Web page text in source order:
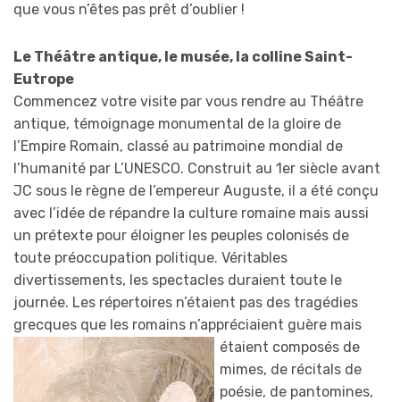
que vous n’êtes pas prêt d’oublier !
Le Théâtre antique, le musée, la colline Saint-
Eutrope
Commencez votre visite par vous rendre au Théâtre
antique, témoignage monumental de la gloire de
l’Empire Romain, classé au patrimoine mondial de
l’humanité par L’UNESCO. Construit au 1er siècle avant
JC sous le règne de l’empereur Auguste, il a été conçu
avec l’idée de répandre la culture romaine mais aussi
un prétexte pour éloigner les peuples colonisés de
toute préoccupation politique. Véritables
divertissements, les spectacles duraient toute le
journée. Les répertoires n’étaient pas des tragédies
grecques que les romains n’appréciaient guère mais
étaient composés de
mimes, de récitals de
poésie, de pantomines,